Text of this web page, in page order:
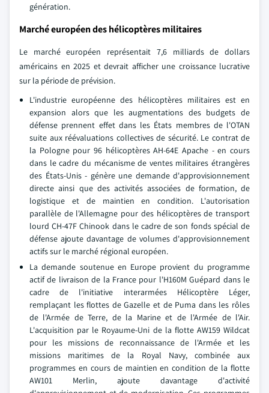
génération.
Marché européen des hélicoptères militaires
Le marché européen représentait 7,6 milliards de dollars
américains en 2025 et devrait afficher une croissance lucrative
sur la période de prévision.
L'industrie européenne des hélicoptères militaires est en
expansion alors que les augmentations des budgets de
défense prennent effet dans les États membres de l'OTAN
suite aux réévaluations collectives de sécurité. Le contrat de
la Pologne pour 96 hélicoptères AH-64E Apache - en cours
dans le cadre du mécanisme de ventes militaires étrangères
des États-Unis - génère une demande d'approvisionnement
directe ainsi que des activités associées de formation, de
logistique et de maintien en condition. L'autorisation
parallèle de l'Allemagne pour des hélicoptères de transport
lourd CH-47F Chinook dans le cadre de son fonds spécial de
défense ajoute davantage de volumes d'approvisionnement
actifs sur le marché régional européen.
La demande soutenue en Europe provient du programme
actif de livraison de la France pour l'H160M Guépard dans le
cadre de l'initiative interarmées Hélicoptère Léger,
remplaçant les flottes de Gazelle et de Puma dans les rôles
de l'Armée de Terre, de la Marine et de l'Armée de l'Air.
L'acquisition par le Royaume-Uni de la flotte AW159 Wildcat
pour les missions de reconnaissance de l'Armée et les
missions maritimes de la Royal Navy, combinée aux
programmes en cours de maintien en condition de la flotte
AW101 Merlin, ajoute davantage d'activité